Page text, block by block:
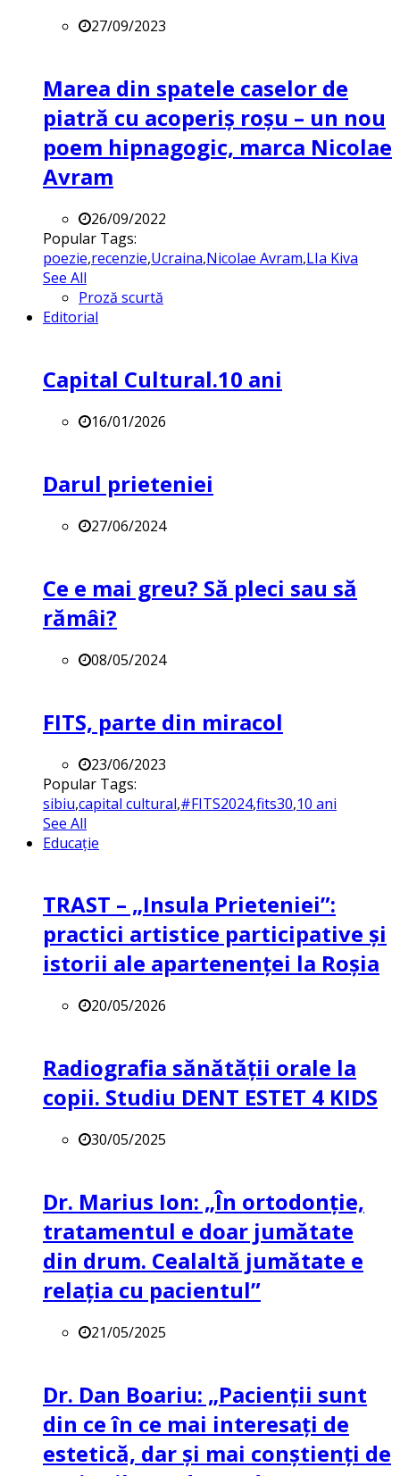
27/09/2023
Marea din spatele caselor de
piatră cu acoperiș roșu – un nou
poem hipnagogic, marca Nicolae
Avram
26/09/2022
Popular Tags:
poezie,recenzie,Ucraina,Nicolae Avram,LIa Kiva
See All
Proză scurtă
Editorial
Capital Cultural.10 ani
16/01/2026
Darul prieteniei
27/06/2024
Ce e mai greu? Să pleci sau să
rămâi?
08/05/2024
FITS, parte din miracol
23/06/2023
Popular Tags:
sibiu,capital cultural,#FITS2024,fits30,10 ani
See All
Educație
TRAST – „Insula Prieteniei”:
practici artistice participative și
istorii ale apartenenței la Roșia
20/05/2026
Radiografia sănătății orale la
copii. Studiu DENT ESTET 4 KIDS
30/05/2025
Dr. Marius Ion: „În ortodonție,
tratamentul e doar jumătate
din drum. Cealaltă jumătate e
relația cu pacientul”
21/05/2025
Dr. Dan Boariu: „Pacienții sunt
din ce în ce mai interesați de
estetică, dar și mai conștienți de